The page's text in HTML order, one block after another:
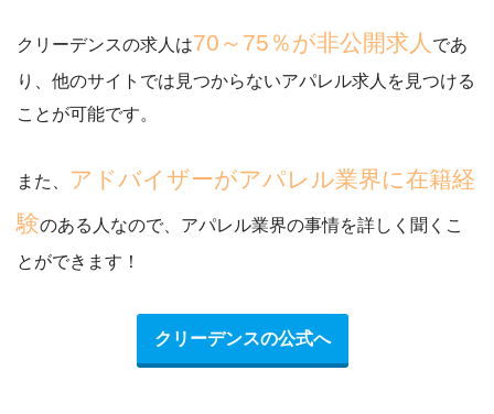
クリーデンスの求人は70～75％が非公開求人 であ
り、 他のサイトでは見つからないアパレル求人を見つける
ことが可能です。
また、
アドバイザーがアパレル業界に在籍経
験のある人なので、アパレル業界の事情を詳しく聞くこ
とができます！
クリーデンスの公式へ